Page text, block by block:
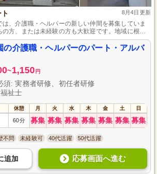
8月4日更新
、介護職・ヘルパーの新しい仲間を募集していま
方、または未経験の方も大歓迎です。地域に根ざ
に貢献するやりがいを感じながら、充実した研修で
す。あなたの暖かなサポートで、地域の方々の笑顔
募、心よりお待ちしています。
の介護職・ヘルパーのパート・アルバ
~1,150 円
須: 実務者研修、初任者研修
祉士
休憩 月 火 水 木 金 土 日
60分 募集 募集 募集 募集 募集 募集 募集
不問 未経験可 40代活躍 50代活躍
追加 応募画面へ進む